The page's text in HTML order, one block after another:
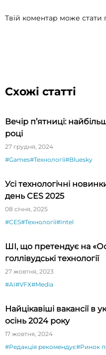
Твій коментар може
Схожі статті
Вечір п’ятниці:
році
27 грудня, 2024
#Games#Технології#Bluesky
Усі технологічні
день CES 2025
08 січня, 2025
#CES#Технології#Intel
ШІ, що претендує на
голлівудські технології
27 жовтня, 2023
#AI#VFX#Media
Найцікавіші вакансії в
осінь 2024 року
17 жовтня, 2024
#Редакція рекомендує#Ринок